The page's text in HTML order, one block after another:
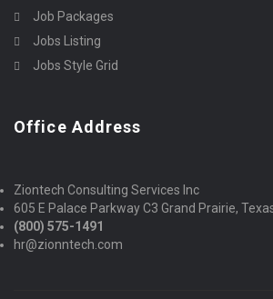
Job Packages
Jobs Listing
Jobs Style Grid
Office Address
Ziontech Consulting Services Inc
605 E Palace Parkway C3 Grand Prairie,
(800) 575-1491
hr@zionntech.com